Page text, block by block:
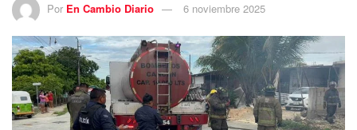
Por En Cambio Diario 6 noviembre 2025